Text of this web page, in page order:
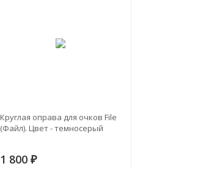
Круглая оправа для очков File
(Файл). Цвет - темносерый
1 800 ₽